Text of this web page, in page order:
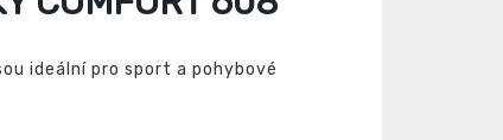
ideální pro sport a pohybové